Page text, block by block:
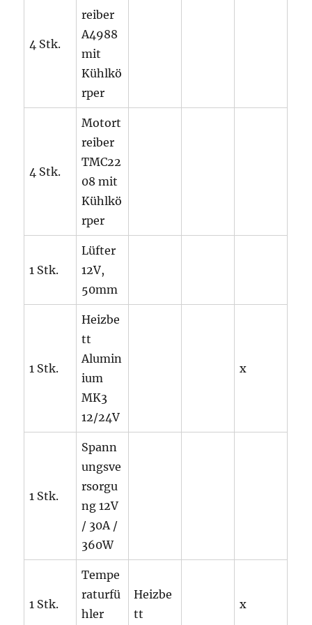
4 Stk.
reiber
A4988
mit
Kühlkö
rper
4 Stk.
Motort
reiber
TMC22
08 mit
Kühlkö
rper
1 Stk.
Lüfter
12V,
50mm
1 Stk.
Heizbe
tt
Alumin
ium
MK3
12/24V
x
1 Stk.
Spann
ungsve
rsorgu
ng 12V
/ 30A /
360W
1 Stk.
Tempe
raturfü
hler
Heizbe
tt
x